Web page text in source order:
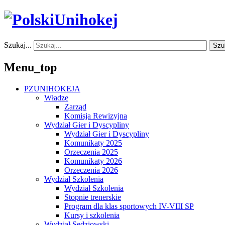
Szukaj...
Menu_top
PZUNIHOKEJA
Władze
Zarząd
Komisja Rewizyjna
Wydział Gier i Dyscypliny
Wydział Gier i Dyscypliny
Komunikaty 2025
Orzeczenia 2025
Komunikaty 2026
Orzeczenia 2026
Wydział Szkolenia
Wydział Szkolenia
Stopnie trenerskie
Program dla klas sportowych IV-VIII SP
Kursy i szkolenia